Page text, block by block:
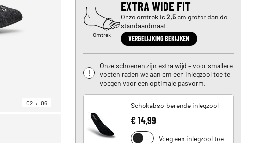
02 06
Omtrek
EXTRA WIDE FIT
Onze omtrek is2,5 cm groter dan de
standaardmaat
VERGELIJKING BEKIJKEN
Onze schoenen zijn extra wijd – voor smallere
voeten raden we aan om een inlegzool toe te
voegen voor een optimale pasvorm.
Schokabsorberende inlegzool
€ 14,99
Voeg een inlegzool toe